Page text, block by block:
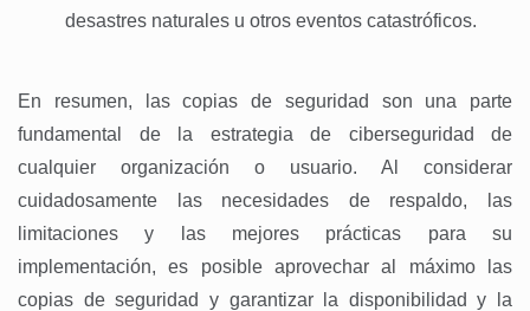
desastres naturales u otros eventos catastróficos.
En resumen, las copias de seguridad son una parte
fundamental de la estrategia de ciberseguridad de
cualquier organización o usuario. Al considerar
cuidadosamente las necesidades de respaldo, las
limitaciones y las mejores prácticas para su
implementación, es posible aprovechar al máximo las
copias de seguridad y garantizar la disponibilidad y la